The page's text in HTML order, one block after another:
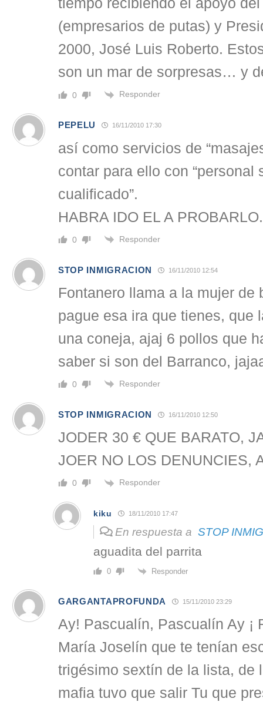
tiempo recibiendo el apoyo
(empresarios de putas) y
2000, José Luis Roberto.
son un mar de sorpresas… y
0 Responder
PEPELU 16/11/2010 17:30
así como servicios de
contar para ello con “personal
cualificado”.
HABRA IDO EL A PROBARLO.
0 Responder
STOP INMIGRACION 16/11/2010 12:54
Fontanero llama a la mujer de
pague esa ira que tienes, que
una coneja, ajaj 6 pollos que
saber si son del Barranco,
0 Responder
STOP INMIGRACION 16/11/2010 12:50
JODER 30 € QUE BARATO,
JOER NO LOS DENUNCIES,
0 Responder
kiku 18/11/2010 17:47
En respuesta a STOP
aguadita del parrita
0 Responder
GARGANTAPROFUNDA 15/11/2010 23:29
Ay! Pascualín, Pascualín Ay ¡
María Joselín que te tenían
trigésimo sextín de la lista, de
mafia tuvo que salir Tu que